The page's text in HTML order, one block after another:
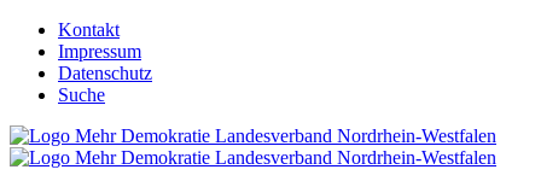
Kontakt
Impressum
Datenschutz
Suche